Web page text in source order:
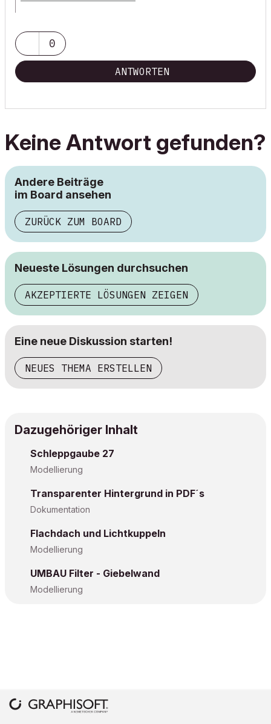
0
ANTWORTEN
Keine Antwort gefunden?
Andere Beiträge
im Board ansehen
ZURÜCK ZUM BOARD
Neueste Lösungen durchsuchen
AKZEPTIERTE LÖSUNGEN ZEIGEN
Eine neue Diskussion starten!
NEUES THEMA ERSTELLEN
Dazugehöriger Inhalt
Schleppgaube 27
Modellierung
Transparenter Hintergrund in PDF´s
Dokumentation
Flachdach und Lichtkuppeln
Modellierung
UMBAU Filter - Giebelwand
Modellierung